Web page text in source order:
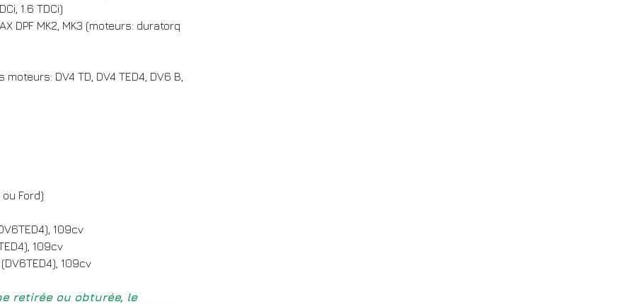
1.6 TDCi)
DPF MK2, MK3 (moteurs: duratorq
DV4 TD, DV4 TED4, DV6 B,
Ford)
109cv
109cv
109cv
retirée ou obturée, le